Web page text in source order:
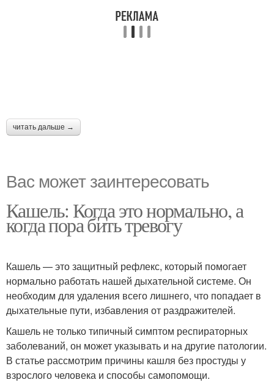
читать дальше →
Вас может заинтересовать
Кашель: Когда это нормально, а
когда пора бить тревогу
Кашель — это защитный рефлекс, который помогает
нормально работать нашей дыхательной системе. Он
необходим для удаления всего лишнего, что попадает в
дыхательные пути, избавления от раздражителей.
Кашель не только типичный симптом респираторных
заболеваний, он может указывать и на другие патологии.
В статье рассмотрим причины кашля без простуды у
взрослого человека и способы самопомощи.